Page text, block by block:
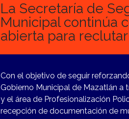
La Secretaría de
Municipal continúa
abierta para
Con el objetivo de seguir
Gobierno Municipal de Mazatlán a
y el área de Profesionalización
recepción de documentación de